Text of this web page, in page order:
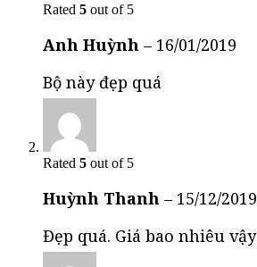
Rated 5 out of 5
Anh Huỳnh – 16/01/2019
Bộ này đẹp quá
Rated 5 out of 5
Huỳnh Thanh – 15/12/2019
Đẹp quá. Giá bao nhiêu vậy